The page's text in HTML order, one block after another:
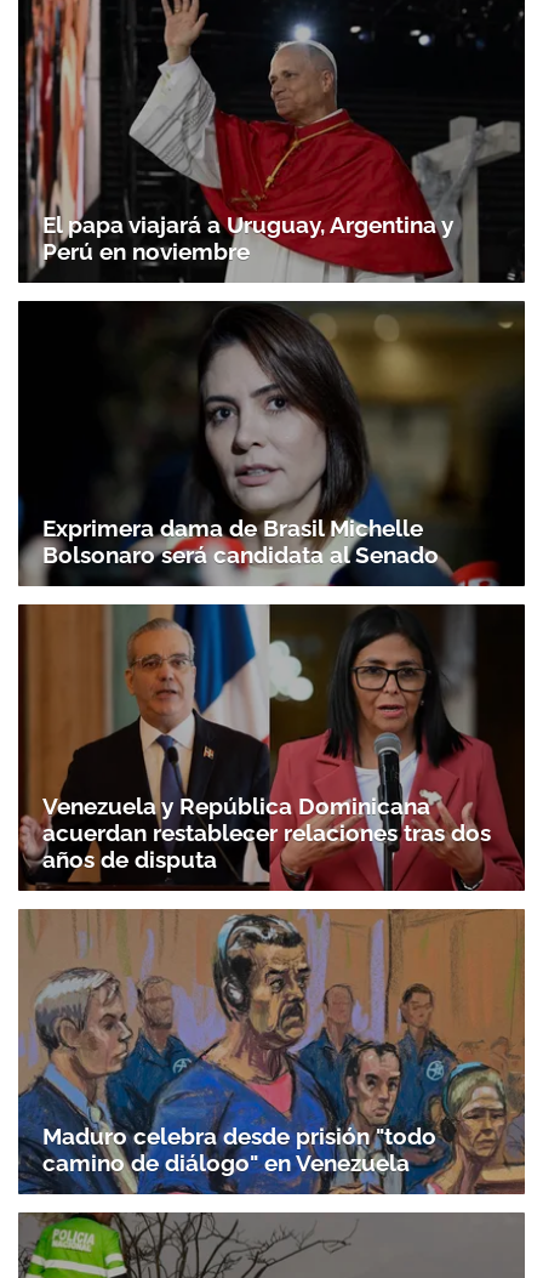
El papa viajará a Uruguay, Argentina y
Perú en noviembre
Exprimera dama de Brasil Michelle
Bolsonaro será candidata al Senado
Venezuela y República Dominicana
acuerdan restablecer relaciones tras dos
años de disputa
Maduro celebra desde prisión "todo
camino de diálogo" en Venezuela